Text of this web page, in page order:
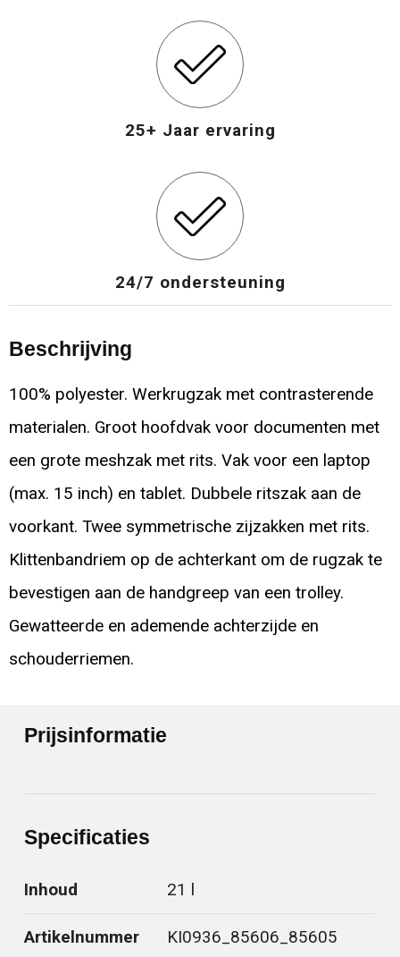
Opvouwbare tassen
Waterbestendige tassen
Bowlingtassen
Katoenen draagtassen
25+ Jaar ervaring
24/7 ondersteuning
Beschrijving
100% polyester. Werkrugzak met contrasterende
materialen. Groot hoofdvak voor documenten met
een grote meshzak met rits. Vak voor een laptop
(max. 15 inch) en tablet. Dubbele ritszak aan de
voorkant. Twee symmetrische zijzakken met rits.
Klittenbandriem op de achterkant om de rugzak te
bevestigen aan de handgreep van een trolley.
Gewatteerde en ademende achterzijde en
schouderriemen.
Prijsinformatie
Specificaties
Inhoud 21 l
Artikelnummer KI0936_85606_85605